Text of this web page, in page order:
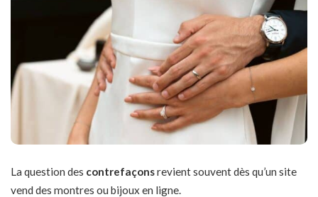
La question des contrefaçonsrevient souvent dès qu’un site
vend des montres ou bijoux en ligne.